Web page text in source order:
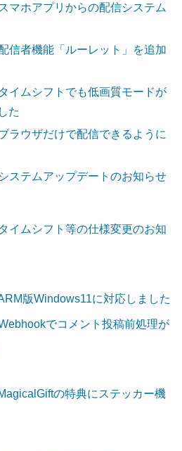
スマホアプリからの配信システム
信者機能「ルーレット」を追加
タイムシフトでも低画質モードが
た
ラウザだけで配信できるように
システムアップデートのお知らせ
タイムシフト等の仕様変更のお知
版Windows11に対応しました
でコメント投稿前処理が
の特典にステッカー機